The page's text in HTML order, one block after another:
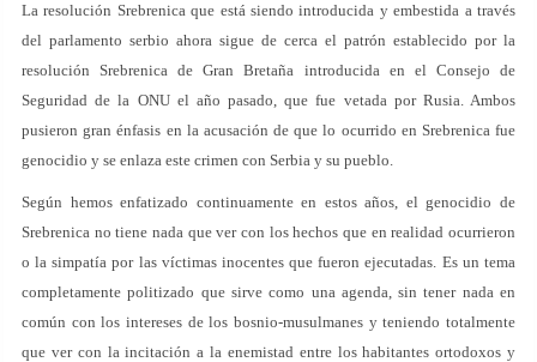
La resolución Srebrenica que está siendo introducida y embestida a través
del parlamento serbio ahora sigue de cerca el patrón establecido por la
resolución Srebrenica de Gran Bretaña introducida en el Consejo de
Seguridad de la ONU el año pasado, que fue vetada por Rusia. Ambos
pusieron gran énfasis en la acusación de que lo ocurrido en Srebrenica fue
genocidio y se enlaza este crimen con Serbia y su pueblo.
Según hemos enfatizado continuamente en estos años, el genocidio de
Srebrenica no tiene nada que ver con los hechos que en realidad ocurrieron
o la simpatía por las víctimas inocentes que fueron ejecutadas. Es un tema
completamente politizado que sirve como una agenda, sin tener nada en
común con los intereses de los bosnio-musulmanes y teniendo totalmente
que ver con la incitación a la enemistad entre los habitantes ortodoxos y